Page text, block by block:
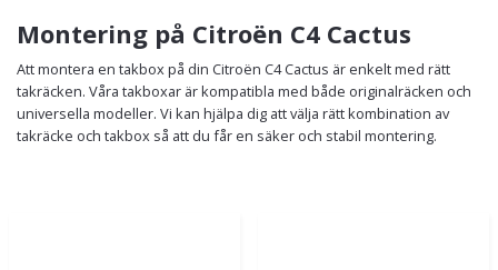
Montering på Citroën C4 Cactus
Att montera en takbox på din Citroën C4 Cactus är enkelt med rätt
takräcken. Våra takboxar är kompatibla med både originalräcken och
universella modeller. Vi kan hjälpa dig att välja rätt kombination av
takräcke och takbox så att du får en säker och stabil montering.